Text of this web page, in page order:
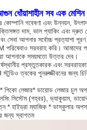
ধোঁয়াশাহীন সব এক
কোম্পানি গবেষণা এবং উন্নয়ন,
দাম, ভাল প্যাকিং এবং দ্রুত
সেবা আপনার সর্বোচ্চ প্রত্যাশা
সরবরাহ করি। আমাদের
আপনাকে সময়মতো উত্তর দেব।
প্রস্তুতকারক এবং
স্টুডিও ত্বকের পুনরুজ্জীবনের জন্য
পিকো লেজার* ডায়োড লেজার
সিস্টেম (গহ্বর),
হাইড্রা ম্যাজিক * ভাস্কুলার
জন্য স্বাগতম